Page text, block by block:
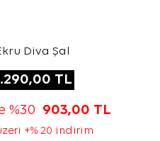
Diva Şal
TL
%30 903,00 TL
+% 20 indirim